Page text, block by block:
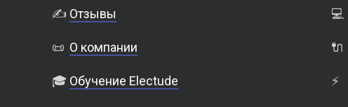
✍️ Отзывы
📜 О компании
🎓 Обучение Electude
💻
🔌
⚡